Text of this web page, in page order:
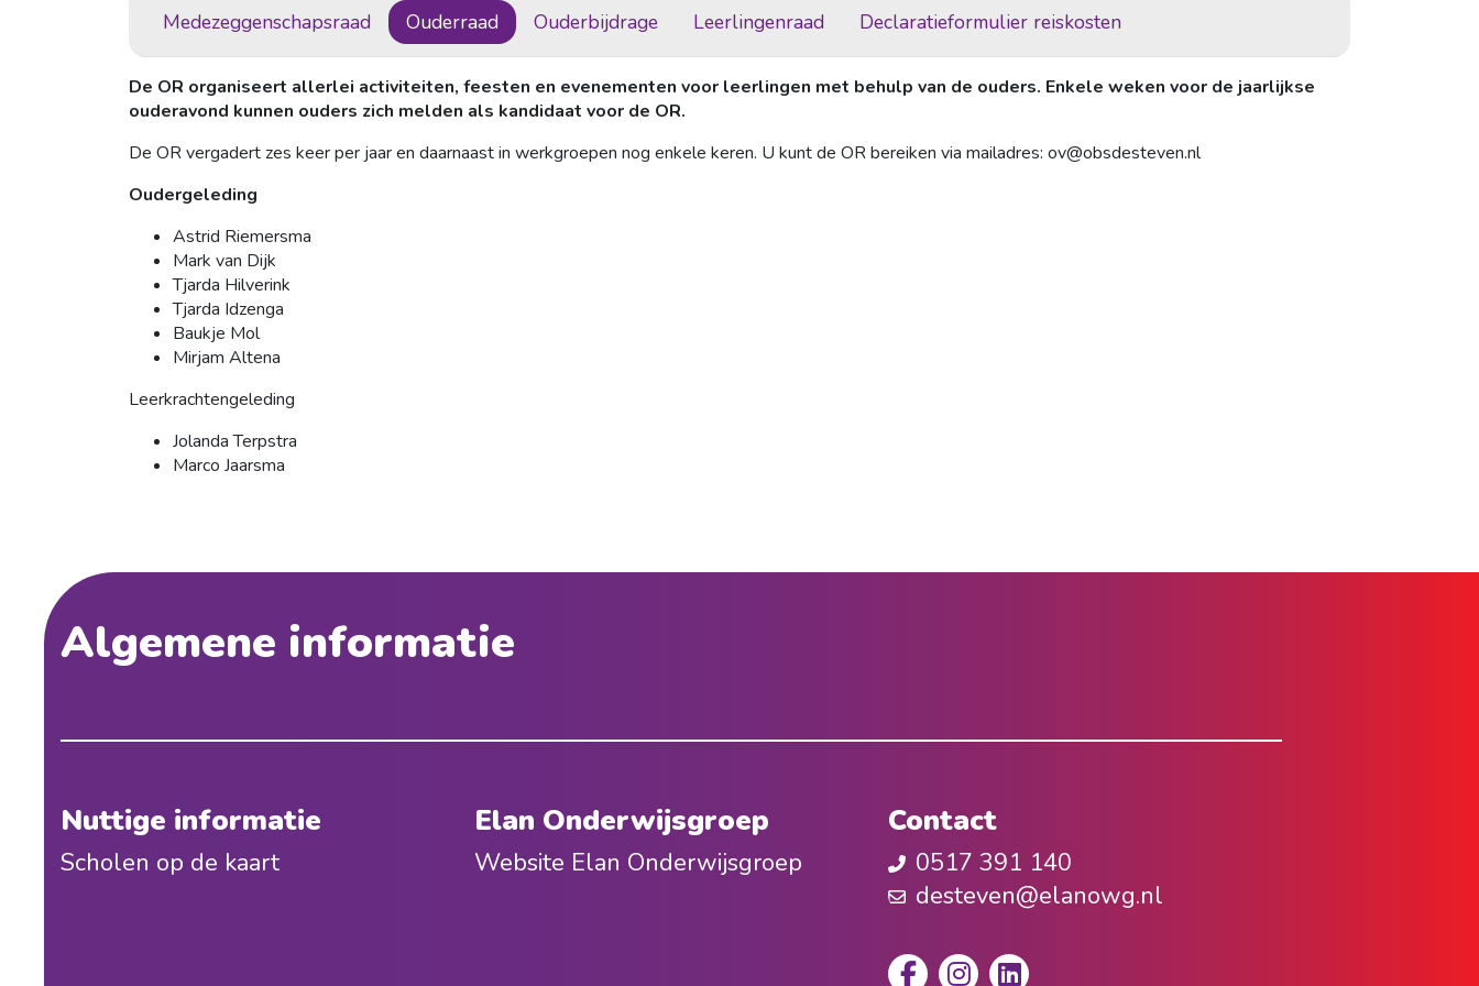
Medezeggenschapsraad Ouderraad Ouderbijdrage Leerlingenraad Declaratieformulier reiskosten
De OR organiseert allerlei activiteiten, feesten en evenementen voor leerlingen met behulp van de ouders. Enkele weken voor de jaarlijkse
ouderavond kunnen ouders zich melden als kandidaat voor de OR.
De OR vergadert zes keer per jaar en daarnaast in werkgroepen nog enkele keren. U kunt de OR bereiken via mailadres: ov@obsdesteven.nl
Oudergeleding
Astrid Riemersma
Mark van Dijk
Tjarda Hilverink
Tjarda Idzenga
Baukje Mol
Mirjam Altena
Leerkrachtengeleding
Jolanda Terpstra
Marco Jaarsma
Algemene informatie
Nuttige informatie
Scholen op de kaart
Elan Onderwijsgroep
Website Elan Onderwijsgroep
Contact
0517 391 140
desteven@elanowg.nl